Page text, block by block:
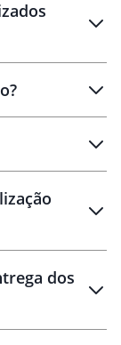
brinde
dos